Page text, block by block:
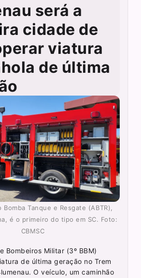
será a
cidade de
viatura
de última
Bomba Tanque e Resgate (ABTR),
é o primeiro do tipo em SC. Foto:
CBMSC
Bombeiros Militar (3º BBM)
de última geração no Trem
O veículo, um caminhão